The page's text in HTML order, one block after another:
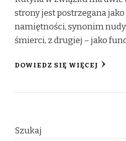
strony jest postrzegana
namiętności, synonim
śmierci, z drugiej – jako
DOWIEDZ SIĘ WIĘCEJ
Szukaj